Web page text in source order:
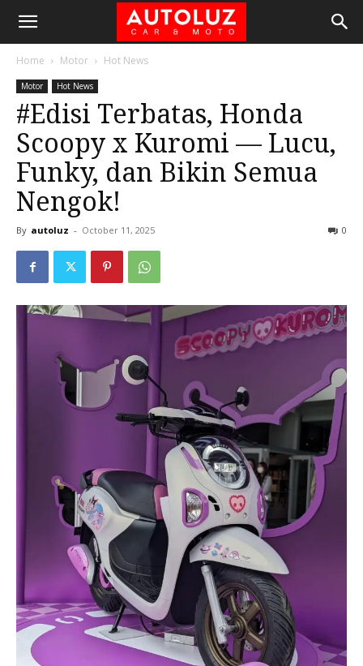
Home Motor Hot News
Motor Hot News
#Edisi Terbatas, Honda
Scoopy x Kuromi — Lucu,
Funky, dan Bikin Semua
Nengok!
By autoluz - October 11, 2025 0